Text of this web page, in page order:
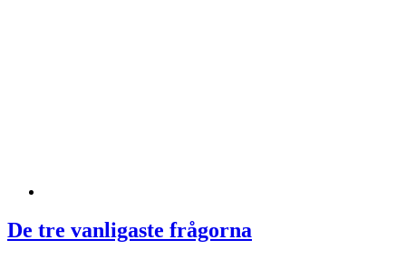
De tre vanligaste frågorna